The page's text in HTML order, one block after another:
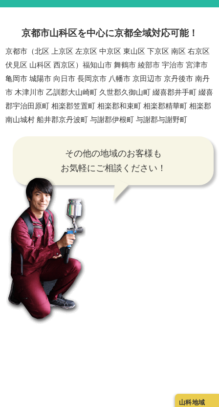
山科地域
京都市山科区を中心に京都全域対応可能！
京都市（北区 上京区 左京区 中京区 東山区 下京区 南区 右京区
伏見区 山科区 西京区）福知山市 舞鶴市 綾部市 宇治市 宮津市
亀岡市 城陽市 向日市 長岡京市 八幡市 京田辺市 京丹後市 南丹
市 木津川市 乙訓郡大山崎町 久世郡久御山町 綴喜郡井手町 綴喜
郡宇治田原町 相楽郡笠置町 相楽郡和束町 相楽郡精華町 相楽郡
南山城村 船井郡京丹波町 与謝郡伊根町 与謝郡与謝野町
その他の地域のお客様も
お気軽にご相談ください！